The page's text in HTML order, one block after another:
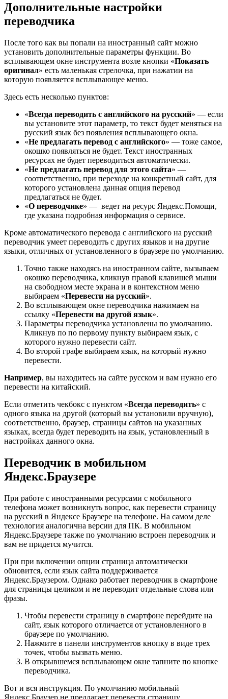
Дополнительные настройки
переводчика
После того как вы попали на иностранный сайт можно
установить дополнительные параметры функции. Во
всплывающем окне инструмента возле кнопки «Показать
оригинал» есть маленькая стрелочка, при нажатии на
которую появляется всплывающее меню.
Здесь есть несколько пунктов:
«Всегда переводить с английского на русский» — если
вы установите этот параметр, то текст будет меняться на
русский язык без появления всплывающего окна.
«Не предлагать перевод с английского» — тоже самое,
окошко появляться не будет. Текст иностранных
ресурсах не будет переводиться автоматически.
«Не предлагать перевод для этого сайта» —
соответственно, при переходе на конкретный сайт, для
которого установлена данная опция перевод
предлагаться не будет.
«О переводчике» — ведет на ресурс Яндекс.Помощи,
где указана подробная информация о сервисе.
Кроме автоматического перевода с английского на русский
переводчик умеет переводить с других языков и на другие
языки, отличных от установленного в браузере по умолчанию.
Точно также находясь на иностранном сайте, вызываем
окошко переводчика, кликнув правой клавишей мыши
на свободном месте экрана и в контекстном меню
выбираем «Перевести на русский».
Во всплывающем окне переводчика нажимаем на
ссылку «Перевести на другой язык».
Параметры переводчика установлены по умолчанию.
Кликнув по по первому пункту выбираем язык, с
которого нужно перевести сайт.
Во второй графе выбираем язык, на который нужно
перевести.
Например, вы находитесь на сайте русском и вам нужно его
перевести на китайский.
Если отметить чекбокс с пунктом «Всегда переводить» с
одного языка на другой (который вы установили вручную),
соответственно, браузер, страницы сайтов на указанных
языках, всегда будет переводить на язык, установленный в
настройках данного окна.
Переводчик в мобильном
Яндекс.Браузере
При работе с иностранными ресурсами с мобильного
телефона может возникнуть вопрос, как перевести страницу
на русский в Яндексе Браузере на телефоне. На самом деле
технология аналогична версии для ПК. В мобильном
Яндекс.Браузере также по умолчанию встроен переводчик и
вам не придется мучится.
При при включении опции страница автоматически
обновится, если язык сайта поддерживается
Яндекс.Браузером. Однако работает переводчик в смартфоне
для страницы целиком и не переводит отдельные слова или
фразы.
Чтобы перевести страницу в смартфоне перейдите на
сайт, язык которого отличается от установленного в
браузере по умолчанию.
Нажмите в панели инструментов кнопку в виде трех
точек, чтобы вызвать меню.
В открывшемся всплывающем окне тапните по кнопке
переводчика.
Вот и вся инструкция. По умолчанию мобильный